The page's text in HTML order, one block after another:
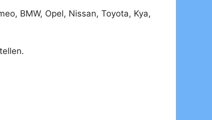
BMW, Opel, Nissan, Toyota, Kya,